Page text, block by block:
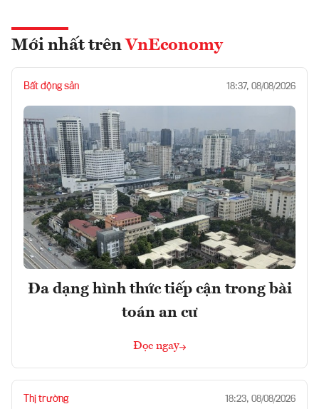
Mới nhất trên VnEconomy
Bất động sản 18:37, 08/08/2026
Đa dạng hình thức tiếp cận trong bài
toán an cư
Đọc ngay
Thị trường 18:23, 08/08/2026